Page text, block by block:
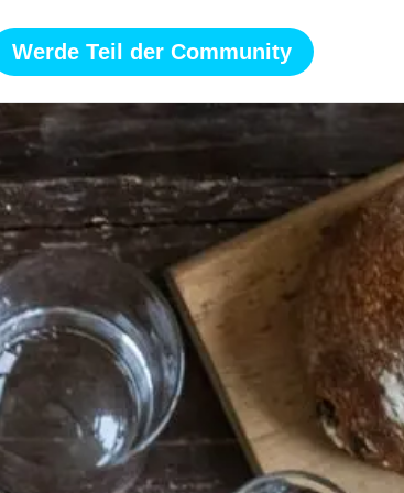
Werde Teil der Community